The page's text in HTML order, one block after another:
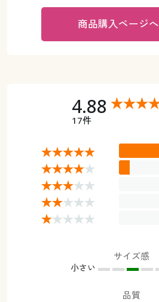
カタログ無料プレゼント
お気に入り
サポート
ご利用ガイド
マイページ
ご利用ガイド
よくある質問とお問い合わせ
商品購入ページへ
4.88
17件
サイズ感
小さい
品質